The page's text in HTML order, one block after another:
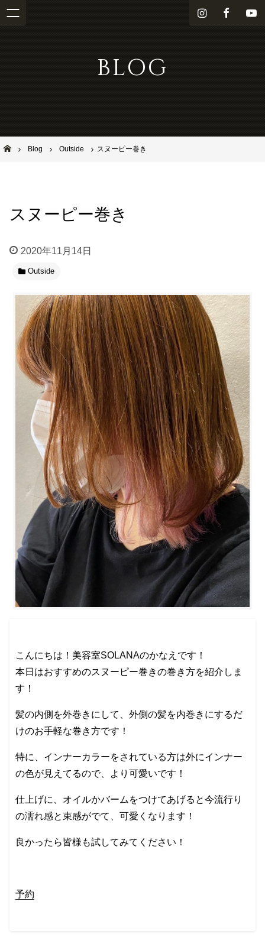
i
Y
BLOG
池田市石橋の美容室ならヘアサロンSolana（ソラーナ）
Blog Outside スヌーピー巻き
スヌーピー巻き
2020年11月14日
Outside
こんにちは！美容室SOLANAのかなえです！
本日はおすすめのスヌーピー巻きの巻き方を紹介しま
す！
髪の内側を外巻きにして、外側の髪を内巻きにするだ
けのお手軽な巻き方です！
特に、インナーカラーをされている方は外にインナー
の色が見えてるので、より可愛いです！
仕上げに、オイルかバームをつけてあげると今流行り
の濡れ感と束感がでて、可愛くなります！
良かったら皆様も試してみてください！
予約